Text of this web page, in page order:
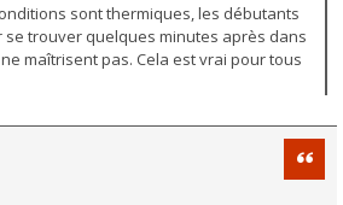
sont thermiques, les débutants
se trouver quelques minutes après dans
maîtrisent pas. Cela est vrai pour tous